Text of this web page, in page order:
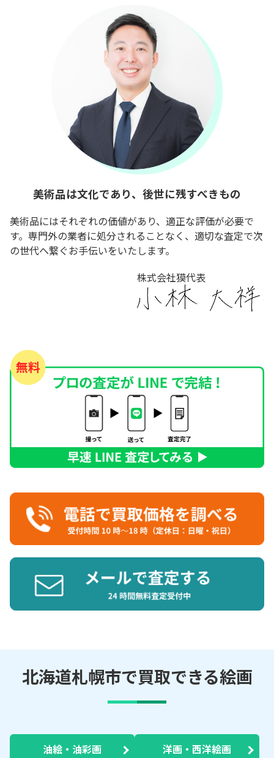
美術品は文化であり、後世に残すべきもの
美術品にはそれぞれの価値があり、適正な評価が必要で
す。専門外の業者に処分されることなく、適切な査定で次
の世代へ繋ぐお手伝いをいたします。
株式会社獏代表
北海道札幌市で買取できる絵画
油絵・油彩画 洋画・西洋絵画